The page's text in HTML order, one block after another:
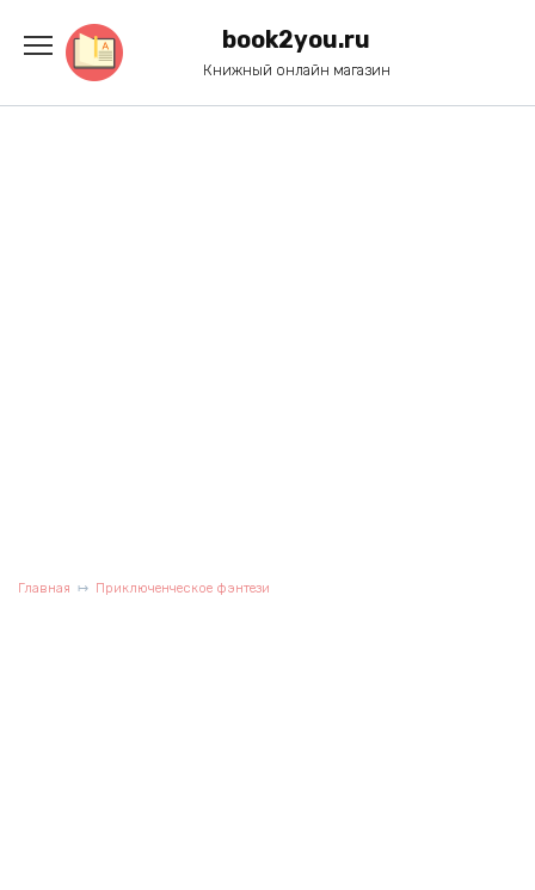
содержанию
book2you.ru
Книжный онлайн магазин
Главная Приключенческое фэнтези